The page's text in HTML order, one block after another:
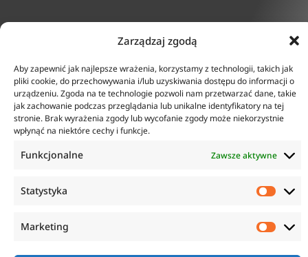
Zarządzaj zgodą
Aby zapewnić jak najlepsze wrażenia, korzystamy z technologii, takich jak
pliki cookie, do przechowywania i/lub uzyskiwania dostępu do informacji o
urządzeniu. Zgoda na te technologie pozwoli nam przetwarzać dane, takie
jak zachowanie podczas przeglądania lub unikalne identyfikatory na tej
stronie. Brak wyrażenia zgody lub wycofanie zgody może niekorzystnie
wpłynąć na niektóre cechy i funkcje.
Funkcjonalne Zawsze aktywne
Statystyka
Marketing
ul. Tarcice 11, 80-718
Gdańsk
+48 58 342 24 15
Biuro czynne w godzinach
8:00-16:00
sklep@anticorr.pl
INFORMACJE
O firmie
Regulamin
Polityka prywatności
Płatność i dostawa
Zwroty i reklamacje
www.laboratorium-anticorr.pl